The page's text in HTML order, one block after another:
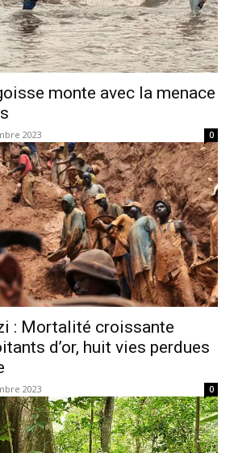
monte avec la menace
2023 0
: Mortalité croissante
d’or, huit vies perdues
2023 0